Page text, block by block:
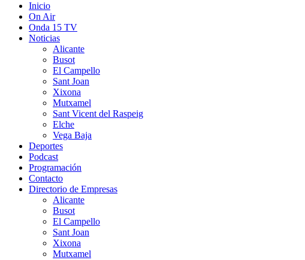
Inicio
On Air
Onda 15 TV
Noticias
Alicante
Busot
El Campello
Sant Joan
Xixona
Mutxamel
Sant Vicent del Raspeig
Elche
Vega Baja
Deportes
Podcast
Programación
Contacto
Directorio de Empresas
Alicante
Busot
El Campello
Sant Joan
Xixona
Mutxamel